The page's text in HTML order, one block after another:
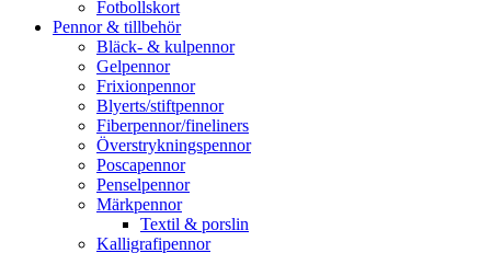
Fotbollskort
Pennor & tillbehör
Bläck- & kulpennor
Gelpennor
Frixionpennor
Blyerts/stiftpennor
Fiberpennor/fineliners
Överstrykningspennor
Poscapennor
Penselpennor
Märkpennor
Textil & porslin
Kalligrafipennor